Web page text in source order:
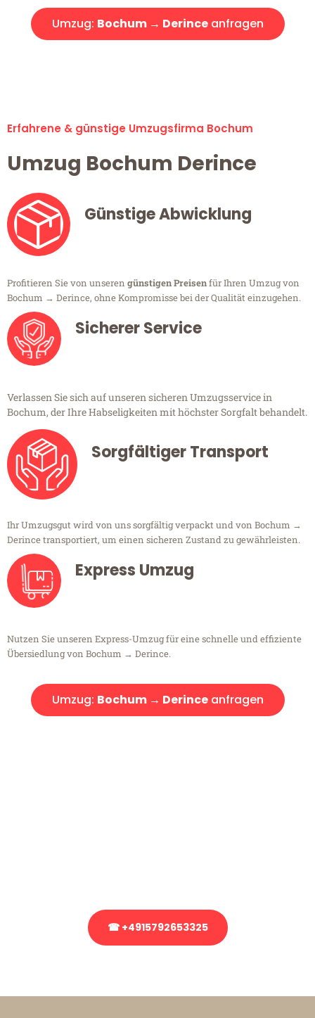
Umzug: Bochum → Derinceanfragen
Erfahrene & günstige Umzugsfirma Bochum
Umzug Bochum Derince
Günstige Abwicklung
Profitieren Sie von unseren günstigen Preisenfür Ihren Umzug von
Bochum → Derince, ohne Kompromisse bei der Qualität einzugehen.
Sicherer Service
Verlassen Sie sich auf unseren sicheren Umzugsservice in
Bochum, der Ihre Habseligkeiten mit höchster Sorgfalt behandelt.
Sorgfältiger Transport
Ihr Umzugsgut wird von uns sorgfältig verpackt und von Bochum →
Derince transportiert, um einen sicheren Zustand zu gewährleisten.
Express Umzug
Nutzen Sie unseren Express-Umzug für eine schnelle und effiziente
Übersiedlung von Bochum → Derince.
Umzug: Bochum → Derinceanfragen
☎ +4915792653325